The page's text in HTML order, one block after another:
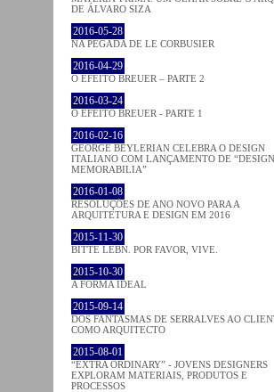
DE ÁLVARO SIZA
2016-05-28
NA PEGADA DE LE CORBUSIER
2016-04-29
O EFEITO BREUER – PARTE 2
2016-03-24
O EFEITO BREUER - PARTE 1
2016-02-16
GEORGE BEYLERIAN CELEBRA O DESIGN
ITALIANO COM LANÇAMENTO DE “DESIGN
MEMORABILIA”
2016-01-08
RESOLUÇÕES DE ANO NOVO PARA A
ARQUITETURA E DESIGN EM 2016
2015-11-30
BITTE LEBN. POR FAVOR, VIVE.
2015-10-30
A FORMA IDEAL
2015-09-14
DOS FANTASMAS DE SERRALVES AO
COMO ARQUITECTO
2015-08-01
“EXTRA ORDINARY” - JOVENS DESIGNERS
EXPLORAM MATERIAIS, PRODUTOS E
PROCESSOS